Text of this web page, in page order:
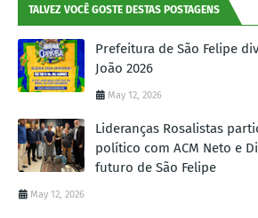
TALVEZ VOCÊ GOSTE DESTAS POSTAGENS
Prefeitura de São Felipe
João 2026
May 12, 2026
Lideranças Rosalistas
político com ACM Neto e
futuro de São Felipe
May 12, 2026